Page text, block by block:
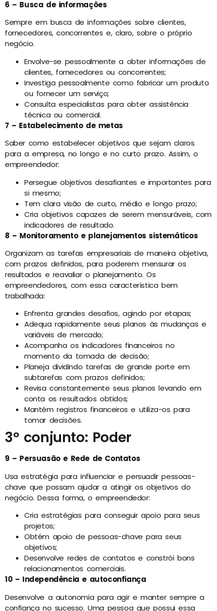
6 – Busca de informações
Sempre em busca de informações sobre clientes,
fornecedores, concorrentes e, claro, sobre o próprio
negócio.
Envolve-se pessoalmente a obter informações de
clientes, fornecedores ou concorrentes;
Investiga pessoalmente como fabricar um produto
ou fornecer um serviço;
Consulta especialistas para obter assistência
técnica ou comercial.
7 – Estabelecimento de metas
Saber como estabelecer objetivos que sejam claros
para a empresa, no longo e no curto prazo. Assim, o
empreendedor:
Persegue objetivos desafiantes e importantes para
si mesmo;
Tem clara visão de curto, médio e longo prazo;
Cria objetivos capazes de serem mensuráveis, com
indicadores de resultado.
8 – Monitoramento e planejamentos sistemáticos
Organizam as tarefas empresariais de maneira objetiva,
com prazos definidos, para poderem mensurar os
resultados e reavaliar o planejamento. Os
empreendedores, com essa característica bem
trabalhada:
Enfrenta grandes desafios, agindo por etapas;
Adequa rapidamente seus planos às mudanças e
variáveis de mercado;
Acompanha os indicadores financeiros no
momento da tomada de decisão;
Planeja dividindo tarefas de grande porte em
subtarefas com prazos definidos;
Revisa constantemente seus planos levando em
conta os resultados obtidos;
Mantém registros financeiros e utiliza-os para
tomar decisões.
3º conjunto: Poder
9 – Persuasão e Rede de Contatos
Usa estratégia para influenciar e persuadir pessoas-
chave que possam ajudar a atingir os objetivos do
negócio. Dessa forma, o empreendedor:
Cria estratégias para conseguir apoio para seus
projetos;
Obtém apoio de pessoas-chave para seus
objetivos;
Desenvolve redes de contatos e constrói bons
relacionamentos comerciais.
10 – Independência e autoconfiança
Desenvolve a autonomia para agir e manter sempre a
confiança no sucesso. Uma pessoa que possui essa